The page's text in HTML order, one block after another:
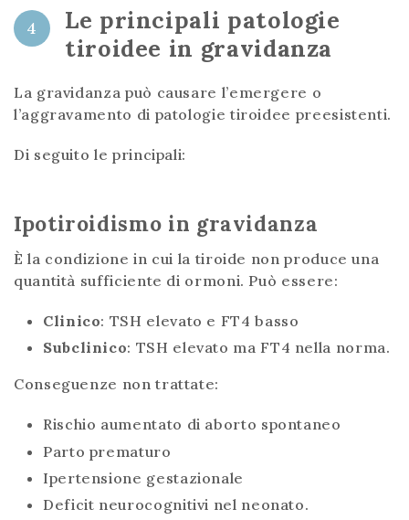
4
Le principali patologie
tiroidee in gravidanza
La gravidanza può causare l’emergere o
l’aggravamento di patologie tiroidee preesistenti.
Di seguito le principali:
Ipotiroidismo in gravidanza
È la condizione in cui la tiroide non produce una
quantità sufficiente di ormoni. Può essere:
Clinico: TSH elevato e FT4 basso
Subclinico: TSH elevato ma FT4 nella norma.
Conseguenze non trattate:
Rischio aumentato di aborto spontaneo
Parto prematuro
Ipertensione gestazionale
Deficit neurocognitivi nel neonato.